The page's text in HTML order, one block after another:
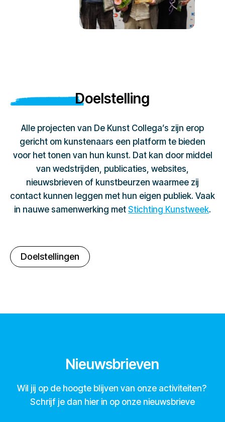
Doelstelling
Alle projecten van De Kunst Collega’s zijn erop
gericht om kunstenaars een platform te bieden
voor het tonen van hun kunst. Dat kan door middel
van wedstrijden, publicaties, websites,
nieuwsbrieven of kunstbeurzen waarmee zij
contact kunnen leggen met hun eigen publiek. Vaak
in nauwe samenwerking met Stichting Kunstweek.
Doelstellingen
Nieuwsbrieven
Wil jij op de hoogte blijven van onze activiteiten?
Schrijf je dan hier in op onze nieuwsbrieve